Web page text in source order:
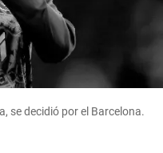
se decidió por el Barcelona.